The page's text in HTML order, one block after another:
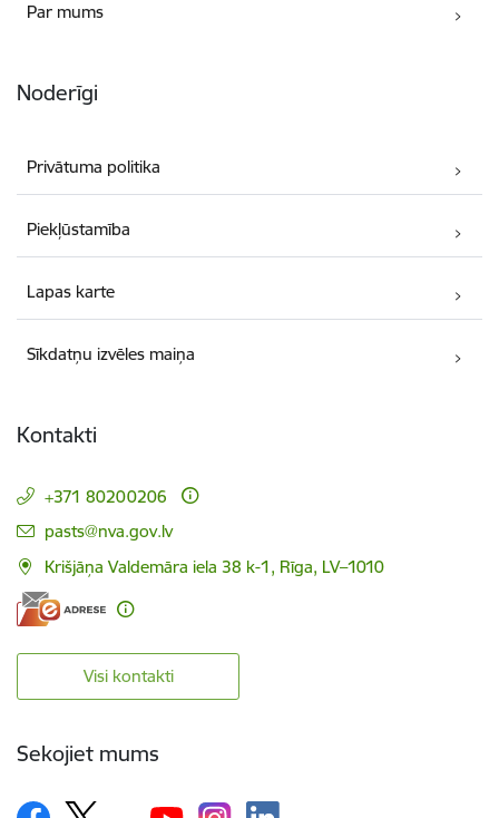
Par mums
Noderīgi
Privātuma politika
Piekļūstamība
Lapas karte
Sīkdatņu izvēles maiņa
Kontakti
+371 80200206
E-pasts:
pasts@nva.gov.lv
Krišjāņa Valdemāra iela 38 k-1, Rīga, LV–1010
Visi kontakti
Sekojiet mums